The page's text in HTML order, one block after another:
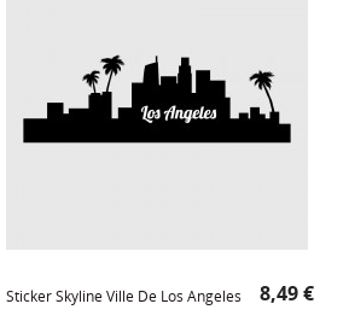
Sticker Skyline Ville De Los Angeles Prix
8,49 €